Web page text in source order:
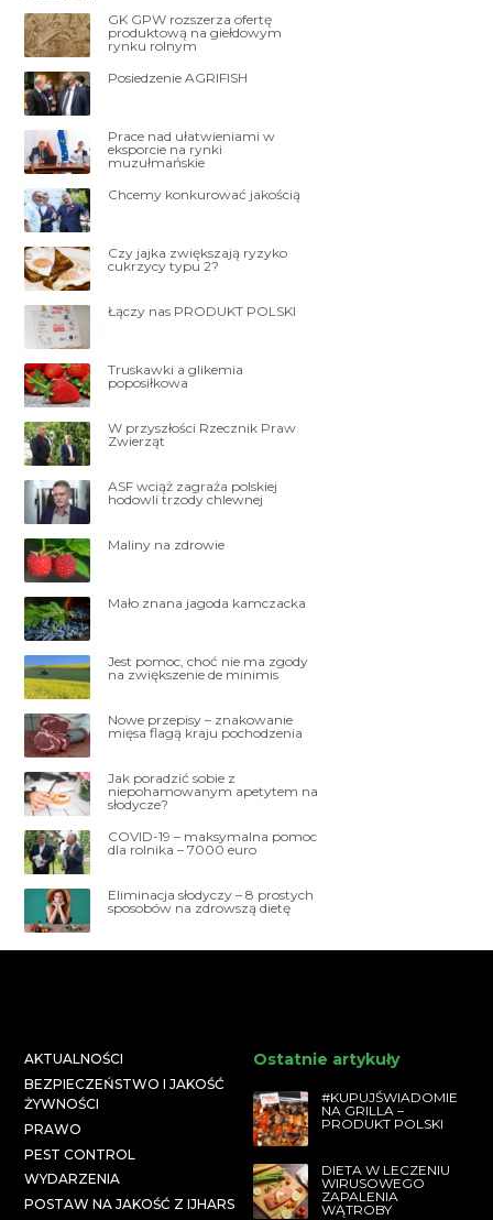
GK GPW rozszerza ofertę
produktową na giełdowym
rynku rolnym
Posiedzenie AGRIFISH
Prace nad ułatwieniami w
eksporcie na rynki
muzułmańskie
Chcemy konkurować jakością
Czy jajka zwiększają ryzyko
cukrzycy typu 2?
Łączy nas PRODUKT POLSKI
Truskawki a glikemia
poposiłkowa
W przyszłości Rzecznik Praw
Zwierząt
ASF wciąż zagraża polskiej
hodowli trzody chlewnej
Maliny na zdrowie
Mało znana jagoda kamczacka
Jest pomoc, choć nie ma zgody
na zwiększenie de minimis
Nowe przepisy – znakowanie
mięsa flagą kraju pochodzenia
Jak poradzić sobie z
niepohamowanym apetytem na
słodycze?
COVID-19 – maksymalna pomoc
dla rolnika – 7000 euro
Eliminacja słodyczy – 8 prostych
sposobów na zdrowszą dietę
AKTUALNOŚCI
BEZPIECZEŃSTWO I JAKOŚĆ
ŻYWNOŚCI
PRAWO
PEST CONTROL
WYDARZENIA
POSTAW NA JAKOŚĆ Z IJHARS
Ostatnie artykuły
#KUPUJŚWIADOMIE
NA GRILLA –
PRODUKT POLSKI
DIETA W LECZENIU
WIRUSOWEGO
ZAPALENIA
WĄTROBY